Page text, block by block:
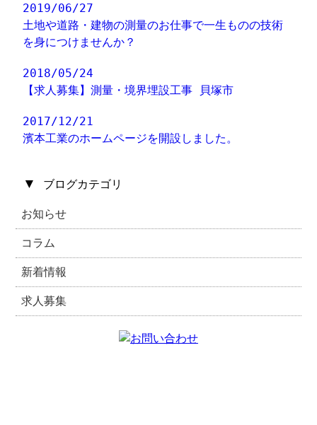
2019/06/27
土地や道路・建物の測量のお仕事で一生ものの技術
を身につけませんか？
2018/05/24
【求人募集】測量・境界埋設工事 貝塚市
2017/12/21
濱本工業のホームページを開設しました。
▼ ブログカテゴリ
お知らせ
コラム
新着情報
求人募集